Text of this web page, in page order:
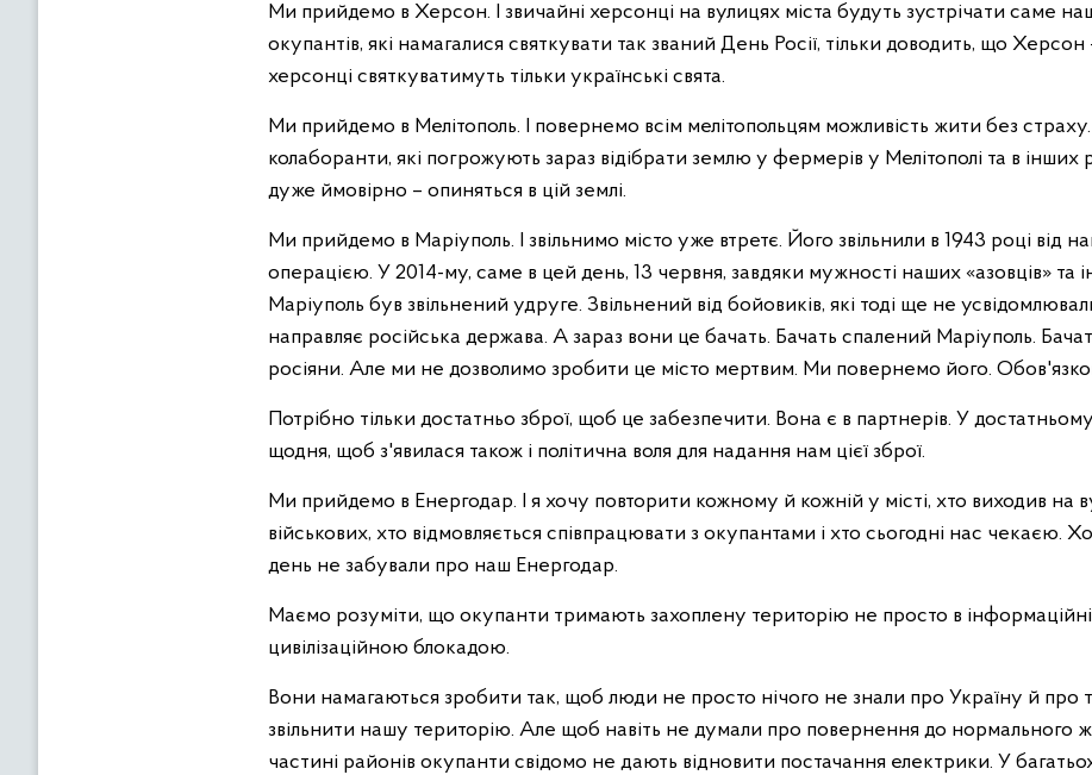
Ми прийдемо в Херсон. І звичайні херсонці на вулицях міста будуть зустрічати саме
окупантів, які намагалися святкувати так званий День Росії, тільки доводить, що Херсон
херсонці святкуватимуть тільки українські свята.
Ми прийдемо в Мелітополь. І повернемо всім мелітопольцям можливість жити без страху.
колаборанти, які погрожують зараз відібрати землю у фермерів у Мелітополі та в
дуже ймовірно – опиняться в цій землі.
Ми прийдемо в Маріуполь. І звільнимо місто уже втретє. Його звільнили в 1943 році від
операцією. У 2014-му, саме в цей день, 13 червня, завдяки мужності наших «азовців» та
Маріуполь був звільнений удруге. Звільнений від бойовиків, які тоді ще не
направляє російська держава. А зараз вони це бачать. Бачать спалений Маріуполь.
росіяни. Але ми не дозволимо зробити це місто мертвим. Ми повернемо його.
Потрібно тільки достатньо зброї, щоб це забезпечити. Вона є в партнерів. У
щодня, щоб з'явилася також і політична воля для надання нам цієї зброї.
Ми прийдемо в Енергодар. І я хочу повторити кожному й кожній у місті, хто виходив на
військових, хто відмовляється співпрацювати з окупантами і хто сьогодні нас чекаєю.
день не забували про наш Енергодар.
Маємо розуміти, що окупанти тримають захоплену територію не просто в інформаційній
цивілізаційною блокадою.
Вони намагаються зробити так, щоб люди не просто нічого не знали про Україну й про
звільнити нашу територію. Але щоб навіть не думали про повернення до нормального
частині районів окупанти свідомо не дають відновити постачання електрики. У